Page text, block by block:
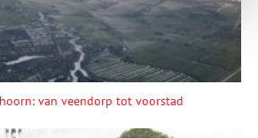
van veendorp tot voorstad